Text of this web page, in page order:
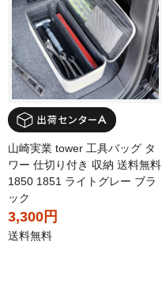
山崎実業 tower 工具バッグ タ
ワー 仕切り付き 収納 送料無料
1850 1851 ライトグレー ブラ
ック
3,300円
送料無料